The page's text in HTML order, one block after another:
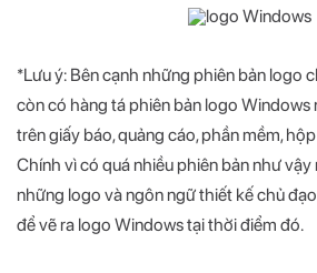
*Lưu ý: Bên cạnh những phiên bản logo
còn có hàng tá phiên bản logo
trên giấy báo, quảng cáo, phần mềm,
Chính vì có quá nhiều phiên bản như vậy
những logo và ngôn ngữ thiết kế chủ
để vẽ ra logo Windows tại thời điểm đó.